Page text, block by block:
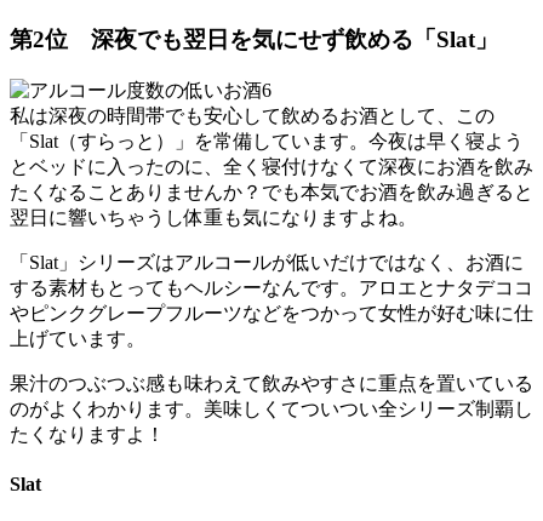
第2位 深夜でも翌日を気にせず飲める「Slat」
私は深夜の時間帯でも安心して飲めるお酒として、この
「Slat（すらっと）」を常備しています。今夜は早く寝よう
とベッドに入ったのに、全く寝付けなくて深夜にお酒を飲み
たくなることありませんか？でも本気でお酒を飲み過ぎると
翌日に響いちゃうし体重も気になりますよね。
「Slat」シリーズはアルコールが低いだけではなく、お酒に
する素材もとってもヘルシーなんです。アロエとナタデココ
やピンクグレープフルーツなどをつかって女性が好む味に仕
上げています。
果汁のつぶつぶ感も味わえて飲みやすさに重点を置いている
のがよくわかります。美味しくてついつい全シリーズ制覇し
たくなりますよ！
Slat